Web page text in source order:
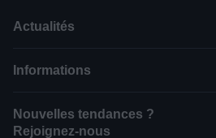
Actualités
Informations
Nouvelles tendances ?
Rejoignez-nous